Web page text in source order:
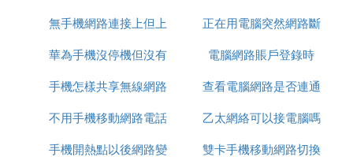
裝了無線路由器之後電腦連不上網了原因：
原因1：重新設置路由器撥號，電腦有線路由器路由
器上網。
【家庭網路環境布線】：
1、有貓(modem)：貓(modem)----路由器wan口；路
由器lan口----電腦。
加速器
無手機網路連接上但上
不了網
正在用電腦突然網路斷
了
華為手機沒停機但沒有
網路
電腦網路賬戶登錄時
手機怎樣共享無線網路
連接電腦連接不上網
查看電腦網路是否連通
可以用什麼命令
不用手機移動網路電話
乙太網絡可以接電腦嗎
手機開熱點以後網路變
雙卡手機移動網路切換